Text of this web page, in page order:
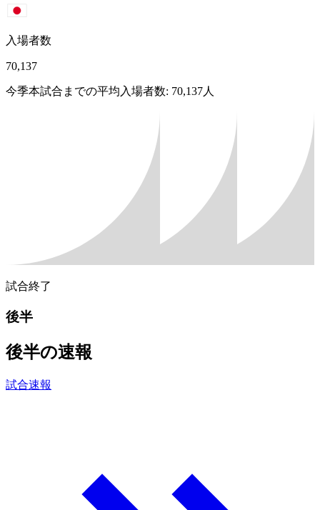
入場者数
70,137
今季本試合までの平均入場者数: 70,137人
試合終了
後半
後半の速報
試合速報